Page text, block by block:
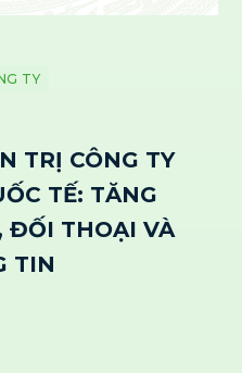
TY
TRỊ CÔNG TY
TẾ: TĂNG
ĐỐI THOẠI VÀ
TIN